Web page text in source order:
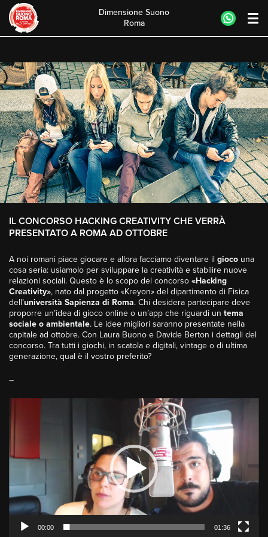
content
Dimensione Suono
Roma
IL CONCORSO HACKING CREATIVITY CHE VERRÀ
PRESENTATO A ROMA AD OTTOBRE
A noi romani piace giocare e allora facciamo diventare il gioco una
cosa seria: usiamolo per sviluppare la creatività e stabilire nuove
relazioni sociali. Questo è lo scopo del concorso «Hacking
Creativity», nato dal progetto «Kreyon» del dipartimento di Fisica
dell’università Sapienza di Roma. Chi desidera partecipare deve
proporre un’idea di gioco online o un’app che riguardi un tema
sociale o ambientale. Le idee migliori saranno presentate nella
capitale ad ottobre. Con Laura Buono e Davide Berton i dettagli del
concorso. Tra tutti i giochi, in scatola e digitali, vintage o di ultima
generazione, qual è il vostro preferito?
–
00:00 01:36